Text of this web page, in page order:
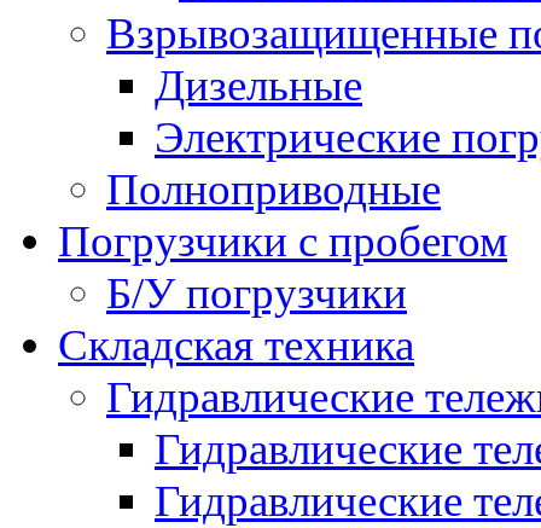
Взрывозащищенные
Дизельные
Электрические
Полноприводные
Погрузчики с пробегом
Б/У погрузчики
Складская техника
Гидравлические
Гидравлические
Гидравлические